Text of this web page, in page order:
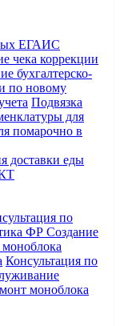
ЕГАИС
чека коррекции
бухгалтерско-
по новому
Подвязка
для
помарочно в
доставки еды
по
ФР Создание
Консультация по
моноблока